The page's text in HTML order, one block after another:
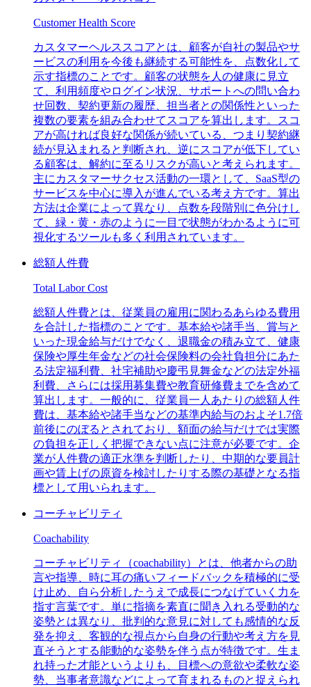
Customer Health Score
カスタマーヘルススコアとは、顧客が自社の製品やサ
ービスの利用を今後も継続する可能性を、点数化して
示す指標のことです。顧客の状態を人の健康に見立
て、利用頻度やログイン状況、サポートへの問い合わ
せ回数、契約更新の履歴、担当者との関係性といった
複数の要素を組み合わせてスコアを算出します。スコ
アが高ければ良好な関係が続いている、つまり契約継
続が見込まれると判断され、逆にスコアが低下してい
る顧客は、解約に至るリスクが高いと考えられます。
主にカスタマーサクセス活動の一環として、SaaS型の
サービスを中心に導入が進んでいる考え方です。算出
方法は企業によって異なり、点数を段階別に色分けし
て、緑・黄・赤のように一目で状態がわかるように可
視化するツールも多く利用されています。
総額人件費
Total Labor Cost
総額人件費とは、従業員の雇用に関わるあらゆる費用
を合計した指標のことです。基本給や諸手当、賞与と
いった現金給与だけでなく、退職金の積み立て、健康
保険や厚生年金などの社会保険料の会社負担分にあた
る法定福利費、社宅補助や慶弔見舞金などの法定外福
利費、さらには採用募集費や教育研修費までを含めて
算出します。一般的に、従業員一人あたりの総額人件
費は、基本給や諸手当などの基準内給与のおよそ1.7倍
前後にのぼるとされており、額面の給与だけでは実際
の負担を正しく把握できない点に注意が必要です。企
業が人件費の適正水準を判断したり、中期的な要員計
画や賃上げの原資を検討したりする際の基礎となる指
標として用いられます。
コーチャビリティ
Coachability
コーチャビリティ（coachability）とは、他者からの助
言や指導、時に耳の痛いフィードバックを積極的に受
け止め、自ら分析したうえで成長につなげていく力を
指す言葉です。単に指摘を素直に聞き入れる受動的な
姿勢とは異なり、批判的な意見に対しても感情的な反
発を抑え、客観的な視点から自身の行動や考え方を見
直そうとする能動的な姿勢を伴う点が特徴です。生ま
れ持った才能というよりも、目標への意欲や柔軟な姿
勢、当事者意識などによって育まれるものと捉えられ